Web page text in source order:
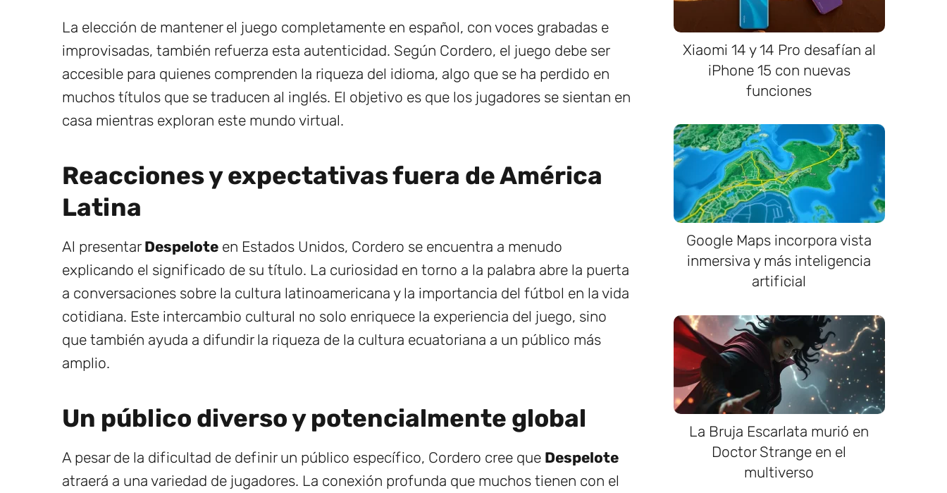
La elección de mantener el juego completamente en español, con voces grabadas e
improvisadas, también refuerza esta autenticidad. Según Cordero, el juego debe ser
accesible para quienes comprenden la riqueza del idioma, algo que se ha perdido en
muchos títulos que se traducen al inglés. El objetivo es que los jugadores se sientan en
casa mientras exploran este mundo virtual.
Reacciones y expectativas fuera de América
Latina
Al presentar Despelote en Estados Unidos, Cordero se encuentra a menudo
explicando el significado de su título. La curiosidad en torno a la palabra abre la puerta
a conversaciones sobre la cultura latinoamericana y la importancia del fútbol en la vida
cotidiana. Este intercambio cultural no solo enriquece la experiencia del juego, sino
que también ayuda a difundir la riqueza de la cultura ecuatoriana a un público más
amplio.
Un público diverso y potencialmente global
A pesar de la dificultad de definir un público específico, Cordero cree que Despelote
atraerá a una variedad de jugadores. La conexión profunda que muchos tienen con el
Xiaomi 14 y 14 Pro desafían al
iPhone 15 con nuevas
funciones
Google Maps incorpora vista
inmersiva y más inteligencia
artificial
La Bruja Escarlata murió en
Doctor Strange en el
multiverso